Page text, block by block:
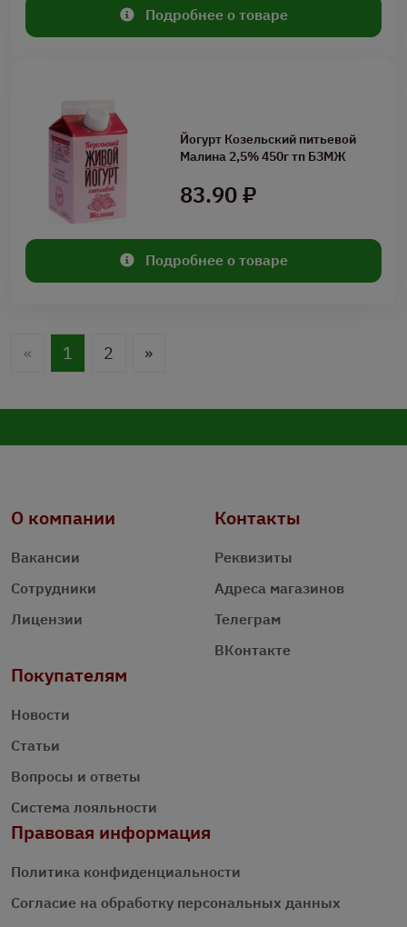
Подробнее о товаре
Йогурт Козельский питьевой
Малина 2,5% 450г тп БЗМЖ
83.90 ₽
Подробнее о товаре
« 1 2 »
О компании
Вакансии
Сотрудники
Лицензии
Контакты
Реквизиты
Адреса магазинов
Телеграм
ВКонтакте
Покупателям
Новости
Статьи
Вопросы и ответы
Система лояльности
Правовая информация
Политика конфиденциальности
Согласие на обработку персональных данных